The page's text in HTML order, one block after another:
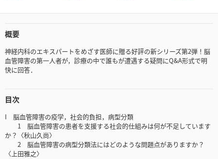
概要
神経内科のエキスパートをめざす医師に贈る好評の新シリーズ第2弾！脳
血管障害の第一人者が，診療の中で誰もが遭遇する疑問にQ&A形式で明
快に回答．
目次
I 脳血管障害の疫学，社会的負担，病型分類
1 脳血管障害の患者を支援する社会的仕組みは何が不足しています
か？〈秋山久尚〉
2 脳血管障害の病型分類法にはどのような問題点がありますか？
〈上田雅之〉